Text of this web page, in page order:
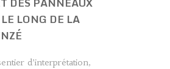
LONG DE LA
d’interprétation,